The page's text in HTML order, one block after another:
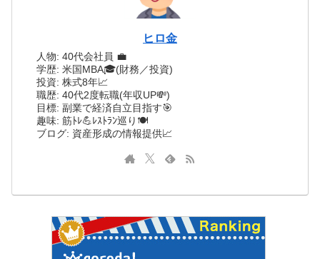
ヒロ金
人物: 40代会社員 💼
学歴: 米国MBA🎓(財務／投資)
投資: 株式8年📈
職歴: 40代2度転職(年収UP💸)
目標: 副業で経済自立目指す🎯
趣味: 筋ﾄﾚ💪ﾚｽﾄﾗﾝ巡り🍽️
ブログ: 資産形成の情報提供📈